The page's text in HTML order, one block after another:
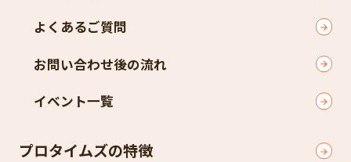
よくあるご質問
お問い合わせ後の流れ
イベント一覧
プロタイムズの特徴